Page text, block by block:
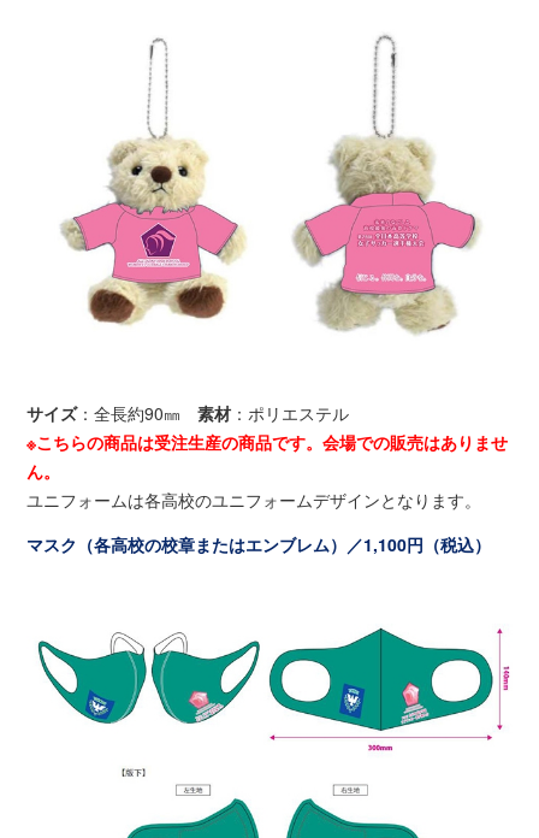
サイズ：全長約90㎜素材 ：ポリエステル
※こちらの商品は受注生産の商品です。会場での販売はありませ
ん。
ユニフォームは各高校のユニフォームデザインとなります。
マスク（各高校の校章またはエンブレム）／1,100円（税込）